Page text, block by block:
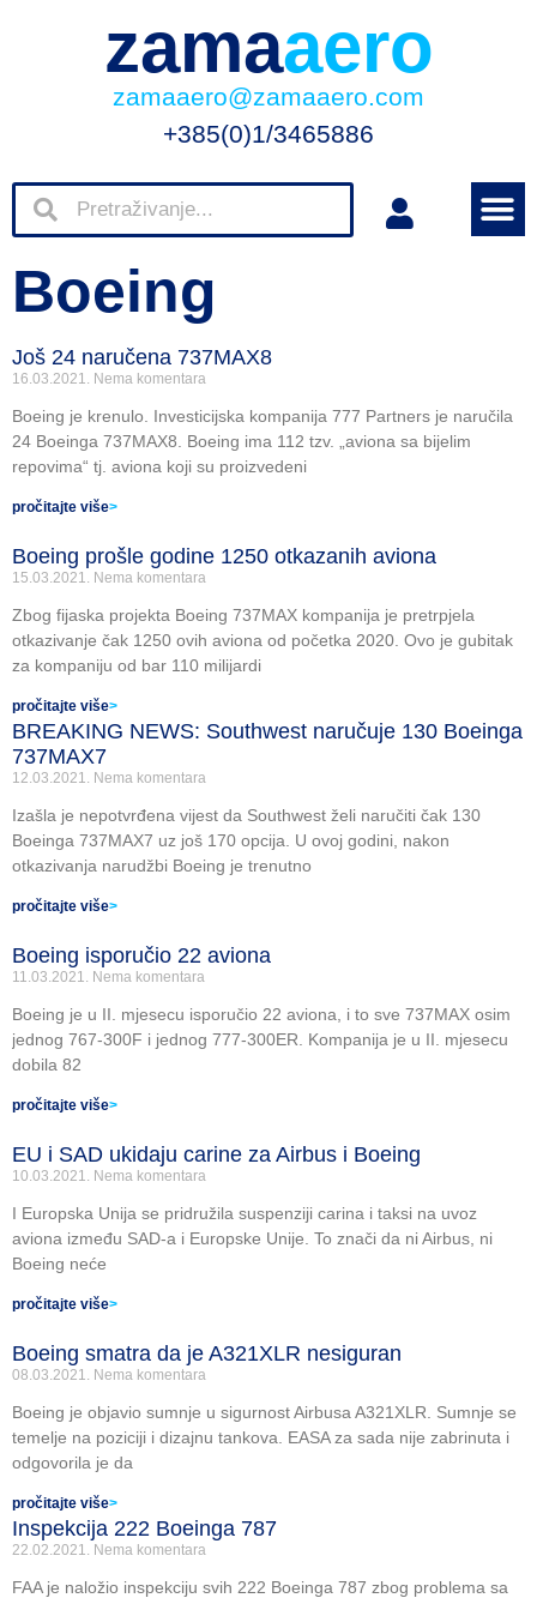
zamaaero
zamaaero@zamaaero.com
+385(0)1/3465886
Boeing
Još 24 naručena 737MAX8
16.03.2021. Nema komentara
Boeing je krenulo. Investicijska kompanija 777 Partners je naručila
24 Boeinga 737MAX8. Boeing ima 112 tzv. „aviona sa bijelim
repovima“ tj. aviona koji su proizvedeni
pročitajte više>
Boeing prošle godine 1250 otkazanih aviona
15.03.2021. Nema komentara
Zbog fijaska projekta Boeing 737MAX kompanija je pretrpjela
otkazivanje čak 1250 ovih aviona od početka 2020. Ovo je gubitak
za kompaniju od bar 110 milijardi
pročitajte više>
BREAKING NEWS: Southwest naručuje 130 Boeinga
737MAX7
12.03.2021. Nema komentara
Izašla je nepotvrđena vijest da Southwest želi naručiti čak 130
Boeinga 737MAX7 uz još 170 opcija. U ovoj godini, nakon
otkazivanja narudžbi Boeing je trenutno
pročitajte više>
Boeing isporučio 22 aviona
11.03.2021. Nema komentara
Boeing je u II. mjesecu isporučio 22 aviona, i to sve 737MAX osim
jednog 767-300F i jednog 777-300ER. Kompanija je u II. mjesecu
dobila 82
pročitajte više>
EU i SAD ukidaju carine za Airbus i Boeing
10.03.2021. Nema komentara
I Europska Unija se pridružila suspenziji carina i taksi na uvoz
aviona između SAD-a i Europske Unije. To znači da ni Airbus, ni
Boeing neće
pročitajte više>
Boeing smatra da je A321XLR nesiguran
08.03.2021. Nema komentara
Boeing je objavio sumnje u sigurnost Airbusa A321XLR. Sumnje se
temelje na poziciji i dizajnu tankova. EASA za sada nije zabrinuta i
odgovorila je da
pročitajte više>
Inspekcija 222 Boeinga 787
22.02.2021. Nema komentara
FAA je naložio inspekciju svih 222 Boeinga 787 zbog problema sa